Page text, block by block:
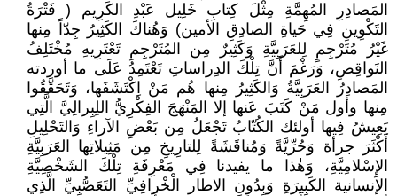
المَصادِرِ المُهِمَّةِ مِثْلَ كِتابِ خَلِيل عَبْدِ الكَرِيم ( فَتْرَةُ
التَكْوِينِ فِي حَياةِ الصادِقِ الأمين) وَهُناكَ الكَثِيرُ جِدّاً مِنها
غَيْرُ مُتَرْجِمٍ لِلعَرَبِيَّةِ وَكَثِيرٌ مِن المُتَرْجِمِ تَعْتَرِيهِ مُخْتَلِفُ
النَواقِصِ، وَرَغْمَ أَنَّ تِلْكَ الدِراساتِ تَعْتَمِدُ عَلَى ما أوردته
المَصادِرُ العَرَبِيَّةُ وَالكَثِيرُ مِنها هُم مَنْ اِكْتَشَفَها، وَتَحَقَّقُوا
مِنها وأول مَنْ كَتَبَ عَنها إلا المَنْهَجَ الفِكْرِيُّ اللِبِرالِيَّ الَّتِي
يَعِيشُ فِيها أولئك الكُتّابُ تَجْعَلُ مِن بَعْضِ الآراءِ وَالتَحْلِيلِ
أَكْثَرَ جرأة وَحُرِّيَّةً وَمُناقَشَةً لِلتارِيخِ مِن مَثِيلاتِها العَرَبِيَّةِ
الإِسْلامِيَّةِ، وَهٰذا ما يفيدنا فِي مَعْرِفَةِ تِلْكَ الشَخْصِيَّةِ
الإنسانية الكَبِيرَةِ وَبِدُونِ الاطار الْخْرافِيِّ التَعَصُّبِيِّ الَّذِي